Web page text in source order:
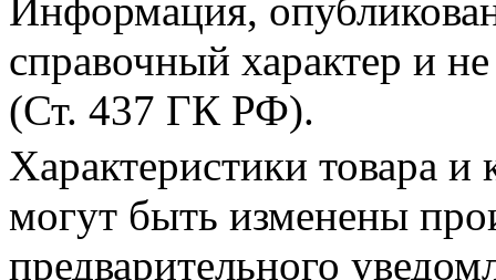
Информация,
справочный характер и
(Ст. 437 ГК РФ).
Характеристики товара и
могут быть изменены
предварительного